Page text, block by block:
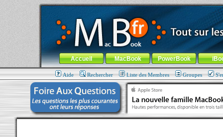
MacBook-fr.com : 100% Apple... 100% nomade !
Aller au contenu-Aller au menu général-Aller au menu de
Menu général
Accueil MacBook PowerBook
Aide Rechercher Liste des Membres Groupes